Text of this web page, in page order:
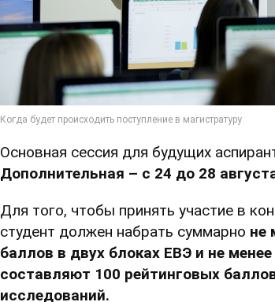
Основная сессия для будущих
Дополнительная – с 24 до 28
Для того, чтобы принять участие в
студент должен набрать суммарно не
баллов в двух блоках ЕВЭ и не
составляют 100 рейтинговых
исследований.